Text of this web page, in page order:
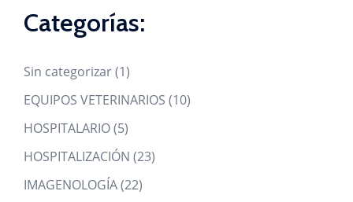
Categorías:
Sin categorizar 11
product
EQUIPOS VETERINARIOS 1010
HOSPITALARIO 55
products
HOSPITALIZACIÓN 2323
IMAGENOLOGÍA 2222